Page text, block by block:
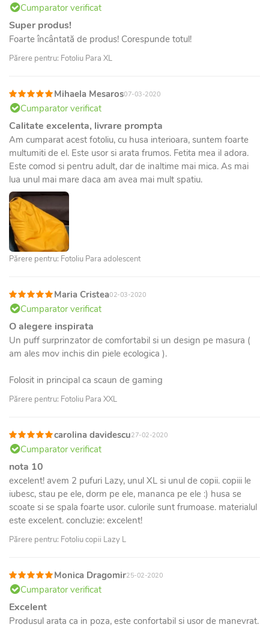
Cumparator verificat
Super produs!
Foarte încântată de produs! Corespunde totul!
Părere pentru: Fotoliu Para XL
Mihaela Mesaros07-03-2020
Cumparator verificat
Calitate excelenta, livrare prompta
Am cumparat acest fotoliu, cu husa interioara, suntem foarte
multumiti de el. Este usor si arata frumos. Fetita mea il adora.
Este comod si pentru adult, dar de inaltime mai mica. As mai
lua unul mai mare daca am avea mai mult spatiu.
Părere pentru: Fotoliu Para adolescent
Maria Cristea02-03-2020
Cumparator verificat
O alegere inspirata
Un puff surprinzator de comfortabil si un design pe masura (
am ales mov inchis din piele ecologica ).
Folosit in principal ca scaun de gaming
Părere pentru: Fotoliu Para XXL
carolina davidescu27-02-2020
Cumparator verificat
nota 10
excelent! avem 2 pufuri Lazy, unul XL si unul de copii. copiii le
iubesc, stau pe ele, dorm pe ele, mananca pe ele :) husa se
scoate si se spala foarte usor. culorile sunt frumoase. materialul
este excelent. concluzie: excelent!
Părere pentru: Fotoliu copii Lazy L
Monica Dragomir25-02-2020
Cumparator verificat
Excelent
Produsul arata ca in poza, este confortabil si usor de manevrat.